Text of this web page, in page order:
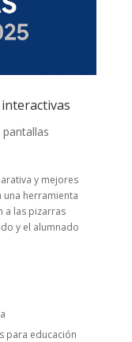
pantallas
y mejores
una herramienta
a las pizarras
y el alumnado
para educación